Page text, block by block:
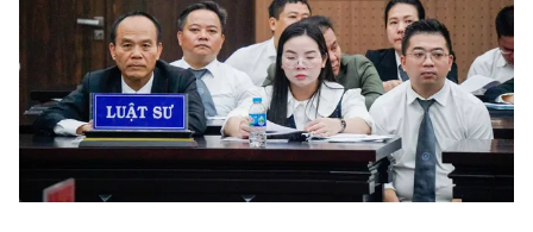
® Cấm sao chép dưới mọi hình thức nếu không có sự chấp
thuận bằng văn bản. Ghi rõ nguồn VTV.vn khi phát hành lại
thông tin từ website này.